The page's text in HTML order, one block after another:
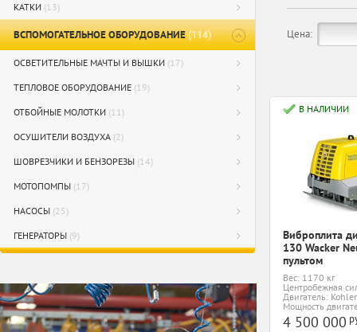
КАТКИ (13)
ВСПОМОГАТЕЛЬНОЕ ОБОРУДОВАНИЕ(114)
ОСВЕТИТЕЛЬНЫЕ МАЧТЫ И ВЫШКИ (17)
ТЕПЛОВОЕ ОБОРУДОВАНИЕ (19)
ОТБОЙНЫЕ МОЛОТКИ (11)
ОСУШИТЕЛИ ВОЗДУХА (2)
ШОВРЕЗЧИКИ И БЕНЗОРЕЗЫ (14)
МОТОПОМПЫ (17)
НАСОСЫ (25)
ГЕНЕРАТОРЫ (9)
Цена:
В НАЛИЧИИ
Виброплита
130 Wacker
пультом
Вес: 1170 кг
Центробежная
Двигатель:
Мощность
4 500 000